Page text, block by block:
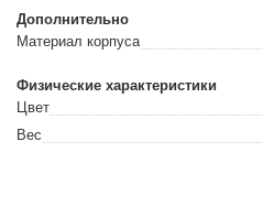
Дополнительно
Материал корпуса
Физические характеристики
Цвет
Вес